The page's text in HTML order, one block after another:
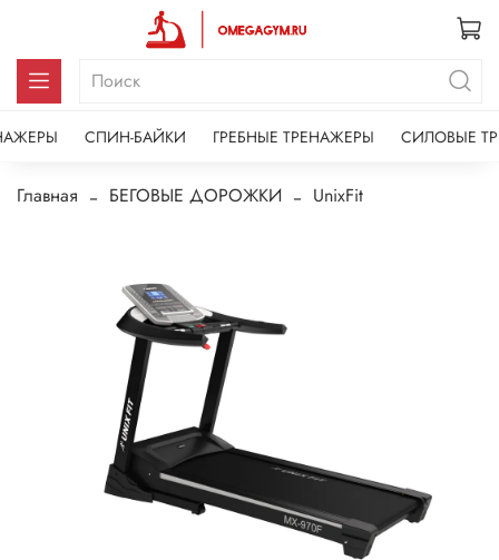
СПИН-БАЙКИ ГРЕБНЫЕ ТРЕНАЖЕРЫ СИЛОВЫЕ
Главная БЕГОВЫЕ ДОРОЖКИ UnixFit